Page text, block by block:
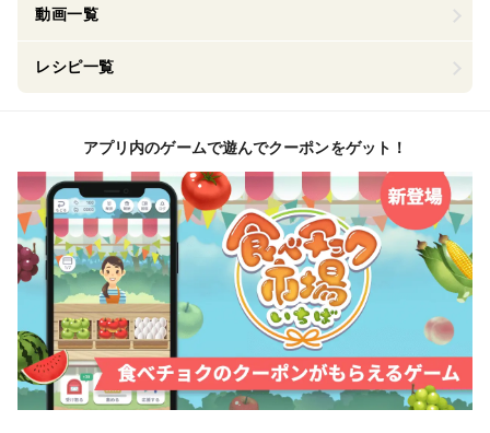
動画一覧
レシピ一覧
アプリ内のゲームで遊んでクーポンをゲット！